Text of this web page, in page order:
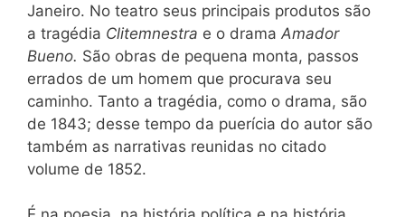
Janeiro. No teatro seus principais produtos são
a tragédia Clitemnestra e o drama Amador
Bueno. São obras de pequena monta, passos
errados de um homem que procurava seu
caminho. Tanto a tragédia, como o drama, são
de 1843; desse tempo da puerícia do autor são
também as narrativas reunidas no citado
volume de 1852.